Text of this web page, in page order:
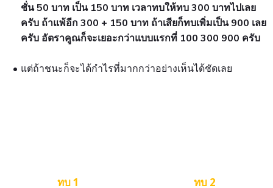
ชั่น 50 บาท เป็น 150 บาท เวลาทบให้ทบ 300 บาทไปเลย
ครับ ถ้าแพ้อีก 300 + 150 บาท ถ้าเสียก็ทบเพิ่มเป็น 900 เลย
ครับ อัตราคูณก็จะเยอะกว่าแบบแรกที่ 100 300 900 ครับ
แต่ถ้าชนะก็จะได้กำไรที่มากกว่าอย่างเห็นได้ชัดเลย
ทบ 1 ทบ 2